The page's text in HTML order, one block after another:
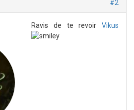
#2
Ravis de te revoir Vikus